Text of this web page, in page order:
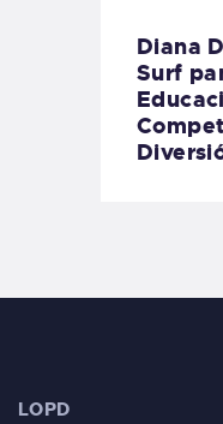
Diana
Surf
LOPD